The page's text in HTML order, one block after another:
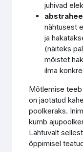
juhivad
nähtusest
ja
(näiteks
mõistet
ilma
Mõtlemise teeb
on jaotatud
poolkeraks.
kumb
Lähtuvalt
õppimisel